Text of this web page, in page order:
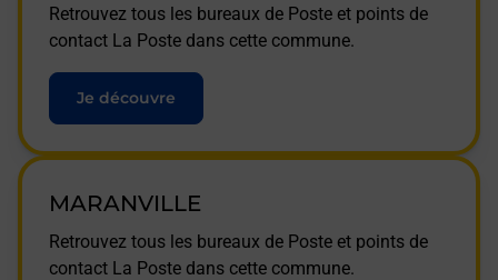
Retrouvez tous les bureaux de Poste et points de
contact La Poste dans cette commune.
Je découvre
MARANVILLE
Retrouvez tous les bureaux de Poste et points de
contact La Poste dans cette commune.